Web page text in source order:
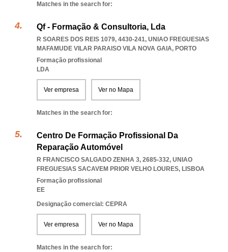
Matches in the search for:
Qf - Formação & Consultoria, Lda
R SOARES DOS REIS 1079, 4430-241, UNIAO FREGUESIAS
MAFAMUDE VILAR PARAISO VILA NOVA GAIA, PORTO
Formação profissional
LDA
Ver empresa Ver no Mapa
Matches in the search for:
Centro De Formação Profissional Da
Reparação Automóvel
R FRANCISCO SALGADO ZENHA 3, 2685-332, UNIAO
FREGUESIAS SACAVEM PRIOR VELHO LOURES, LISBOA
Formação profissional
EE
Designação comercial: CEPRA
Ver empresa Ver no Mapa
Matches in the search for: